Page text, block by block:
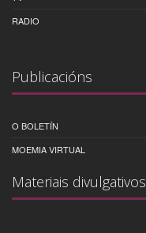
RADIO
Publicacións
O BOLETÍN
MOEMIA VIRTUAL
Materiais divulgativos